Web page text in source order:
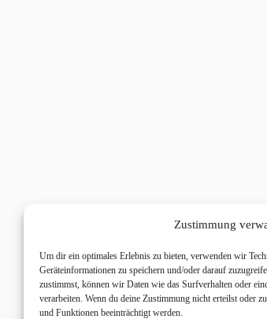
Zustimmung
Um dir ein optimales Erlebnis zu bieten, verwenden wir
Geräteinformationen zu speichern und/oder darauf
zustimmst, können wir Daten wie das Surfverhalten oder
verarbeiten. Wenn du deine Zustimmung nicht erteilst oder
und Funktionen beeinträchtigt werden.